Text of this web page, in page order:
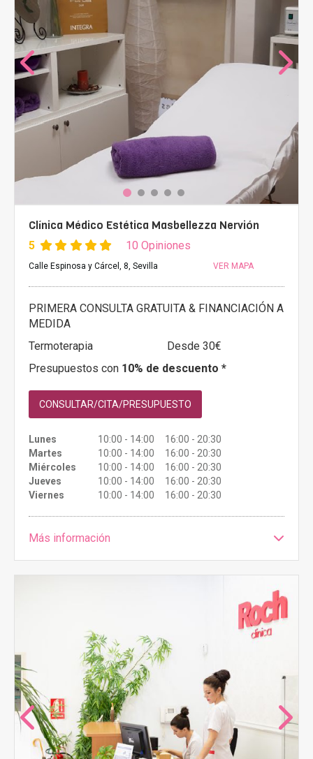
Clínica Médico Estética Masbellezza Nervión
5 10 Opiniones
Calle Espinosa y Cárcel, 8, Sevilla VER MAPA
PRIMERA CONSULTA GRATUITA & FINANCIACIÓN A
MEDIDA
Termoterapia
Desde 30€
Presupuestos con 10% de descuento *
CONSULTAR/CITA/PRESUPUESTO
Lunes
10:00 - 14:00 16:00 - 20:30
Martes
10:00 - 14:00 16:00 - 20:30
Miércoles
10:00 - 14:00 16:00 - 20:30
Jueves
10:00 - 14:00 16:00 - 20:30
Viernes
10:00 - 14:00 16:00 - 20:30
Más información